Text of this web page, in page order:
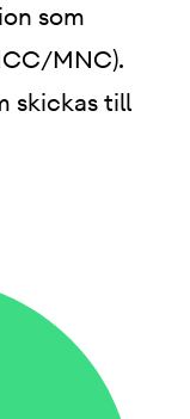
som
MNC).
skickas till